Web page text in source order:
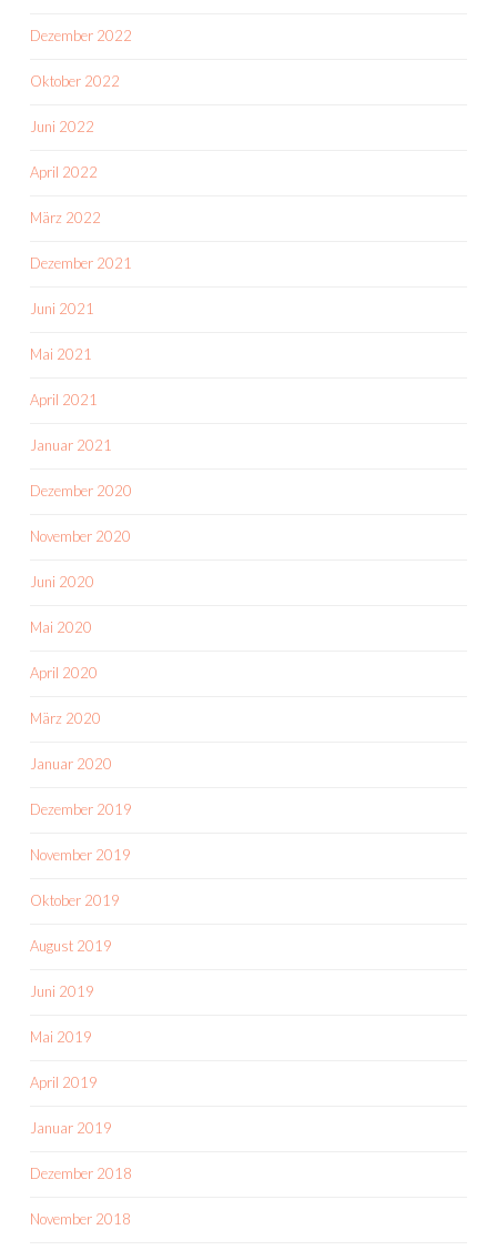
Dezember 2022
Oktober 2022
Juni 2022
April 2022
März 2022
Dezember 2021
Juni 2021
Mai 2021
April 2021
Januar 2021
Dezember 2020
November 2020
Juni 2020
Mai 2020
April 2020
März 2020
Januar 2020
Dezember 2019
November 2019
Oktober 2019
August 2019
Juni 2019
Mai 2019
April 2019
Januar 2019
Dezember 2018
November 2018